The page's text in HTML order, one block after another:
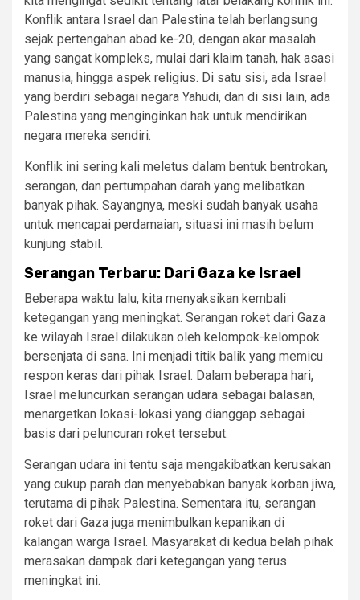
Konflik antara Israel dan Palestina telah berlangsung
sejak pertengahan abad ke-20, dengan akar masalah
yang sangat kompleks, mulai dari klaim tanah, hak asasi
manusia, hingga aspek religius. Di satu sisi, ada Israel
yang berdiri sebagai negara Yahudi, dan di sisi lain, ada
Palestina yang menginginkan hak untuk mendirikan
negara mereka sendiri.
Konflik ini sering kali meletus dalam bentuk bentrokan,
serangan, dan pertumpahan darah yang melibatkan
banyak pihak. Sayangnya, meski sudah banyak usaha
untuk mencapai perdamaian, situasi ini masih belum
kunjung stabil.
Serangan Terbaru: Dari Gaza ke Israel
Beberapa waktu lalu, kita menyaksikan kembali
ketegangan yang meningkat. Serangan roket dari Gaza
ke wilayah Israel dilakukan oleh kelompok-kelompok
bersenjata di sana. Ini menjadi titik balik yang memicu
respon keras dari pihak Israel. Dalam beberapa hari,
Israel meluncurkan serangan udara sebagai balasan,
menargetkan lokasi-lokasi yang dianggap sebagai
basis dari peluncuran roket tersebut.
Serangan udara ini tentu saja mengakibatkan kerusakan
yang cukup parah dan menyebabkan banyak korban jiwa,
terutama di pihak Palestina. Sementara itu, serangan
roket dari Gaza juga menimbulkan kepanikan di
kalangan warga Israel. Masyarakat di kedua belah pihak
merasakan dampak dari ketegangan yang terus
meningkat ini.